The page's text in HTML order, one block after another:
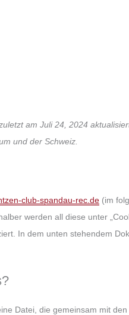
am Juli 24, 2024
und der Schweiz.
club-spandau-rec.de (im
werden all diese unter
In dem unten stehendem
Datei, die gemeinsam mit